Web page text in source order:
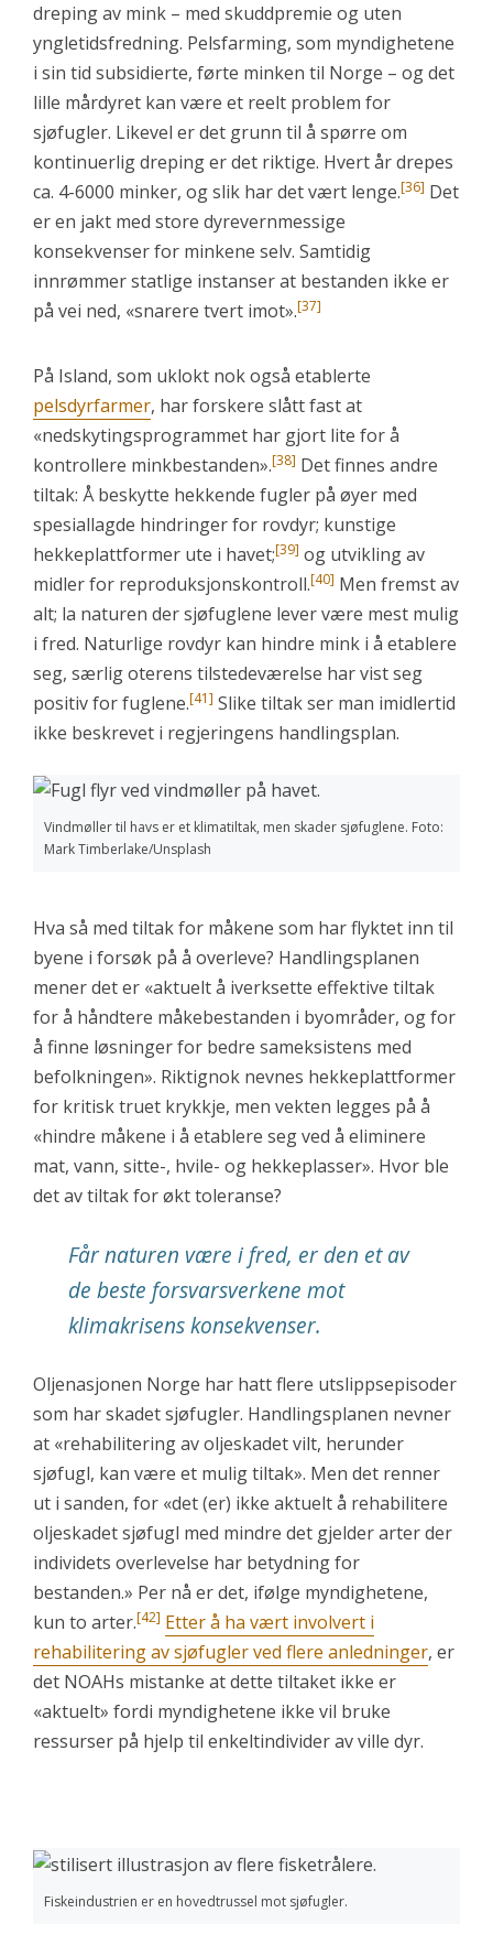
dreping av mink – med skuddpremie og uten
yngletidsfredning. Pelsfarming, som myndighetene
i sin tid subsidierte, førte minken til Norge – og det
lille mårdyret kan være et reelt problem for
sjøfugler. Likevel er det grunn til å spørre om
kontinuerlig dreping er det riktige. Hvert år drepes
ca. 4-6000 minker, og slik har det vært lenge.[36] Det
er en jakt med store dyrevernmessige
konsekvenser for minkene selv. Samtidig
innrømmer statlige instanser at bestanden ikke er
på vei ned, «snarere tvert imot».[37]
På Island, som uklokt nok også etablerte
pelsdyrfarmer, har forskere slått fast at
«nedskytingsprogrammet har gjort lite for å
kontrollere minkbestanden».[38] Det finnes andre
tiltak: Å beskytte hekkende fugler på øyer med
spesiallagde hindringer for rovdyr; kunstige
hekkeplattformer ute i havet;[39] og utvikling av
midler for reproduksjonskontroll.[40] Men fremst av
alt; la naturen der sjøfuglene lever være mest mulig
i fred. Naturlige rovdyr kan hindre mink i å etablere
seg, særlig oterens tilstedeværelse har vist seg
positiv for fuglene.[41] Slike tiltak ser man imidlertid
ikke beskrevet i regjeringens handlingsplan.
Vindmøller til havs er et klimatiltak, men skader sjøfuglene. Foto:
Mark Timberlake/Unsplash
Hva så med tiltak for måkene som har flyktet inn til
byene i forsøk på å overleve? Handlingsplanen
mener det er «aktuelt å iverksette effektive tiltak
for å håndtere måkebestanden i byområder, og for
å finne løsninger for bedre sameksistens med
befolkningen». Riktignok nevnes hekkeplattformer
for kritisk truet krykkje, men vekten legges på å
«hindre måkene i å etablere seg ved å eliminere
mat, vann, sitte-, hvile- og hekkeplasser». Hvor ble
det av tiltak for økt toleranse?
Får naturen være i fred, er den et av
de beste forsvarsverkene mot
klimakrisens konsekvenser.
Oljenasjonen Norge har hatt flere utslippsepisoder
som har skadet sjøfugler. Handlingsplanen nevner
at «rehabilitering av oljeskadet vilt, herunder
sjøfugl, kan være et mulig tiltak». Men det renner
ut i sanden, for «det (er) ikke aktuelt å rehabilitere
oljeskadet sjøfugl med mindre det gjelder arter der
individets overlevelse har betydning for
bestanden.» Per nå er det, ifølge myndighetene,
kun to arter.[42] Etter å ha vært involvert i
rehabilitering av sjøfugler ved flere anledninger, er
det NOAHs mistanke at dette tiltaket ikke er
«aktuelt» fordi myndighetene ikke vil bruke
ressurser på hjelp til enkeltindivider av ville dyr.
Fiskeindustrien er en hovedtrussel mot sjøfugler.